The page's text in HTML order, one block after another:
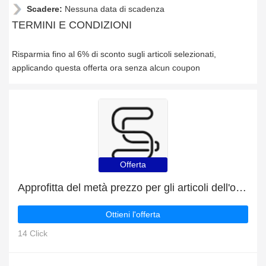
Scadere: Nessuna data di scadenza
TERMINI E CONDIZIONI
Risparmia fino al 6% di sconto sugli articoli selezionati,
applicando questa offerta ora senza alcun coupon
Offerta
Approfitta del metà prezzo per gli articoli dell'outlet
Ottieni l'offerta
14 Click